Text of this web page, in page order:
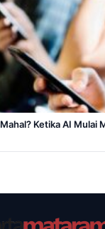
Ketika AI Mulai